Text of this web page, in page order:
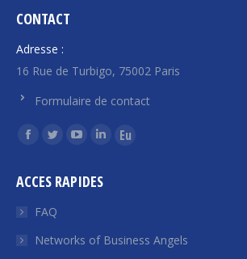
CONTACT
Adresse :
16 Rue de Turbigo, 75002 Paris
Formulaire de contact
Find us on:
Facebook
opens
window
Twitter
opens
in
window
YouTube
opens
window
Linkedin
opens
window
Euroquity
window
ACCES RAPIDES
FAQ
Networks of Business Angels